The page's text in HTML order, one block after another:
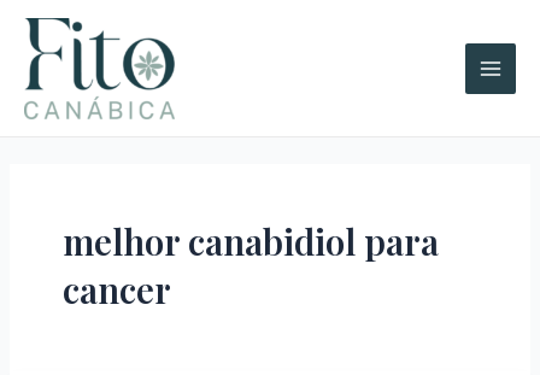
para
conteúdo
melhor canabidiol para
cancer
A
r
q
u